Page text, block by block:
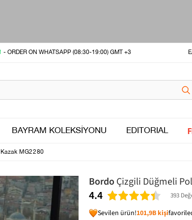
- ORDER ON WHATSAPP (08:30-19:00) GMT +3
BAYRAM KOLEKSİYONU EDITORIAL
MG2280
Bordo Çizgili Düğmeli
4.4 393
Sevilen ürün!101,9B kişi